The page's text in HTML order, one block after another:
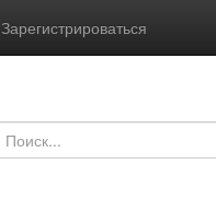
Зарегистрироваться